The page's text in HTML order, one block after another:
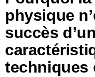
physique
succès
techniques